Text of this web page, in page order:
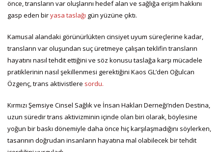
önce, transların var oluşlarını hedef alan ve sağlığa erişim hakkını
gasp eden biryasa taslağı gün yüzüne çıktı.
Kamusal alandaki görünürlükten cinsiyet uyum süreçlerine kadar,
transların var oluşundan suç üretmeye çalışan teklifin transların
hayatını nasıl tehdit ettiğini ve söz konusu taslağa karşı mücadele
pratiklerinin nasıl şekillenmesi gerektiğini Kaos GL’den Oğulcan
Özgenç, trans aktivistlere sordu.
Kırmızı Şemsiye Cinsel Sağlık ve İnsan Hakları Derneği’nden Destina,
uzun süredir trans aktivizminin içinde olan biri olarak, böylesine
yoğun bir baskı dönemiyle daha önce hiç karşılaşmadığını söylerken,
tasarının doğrudan insanların hayatına mal olabilecek bir tehdit